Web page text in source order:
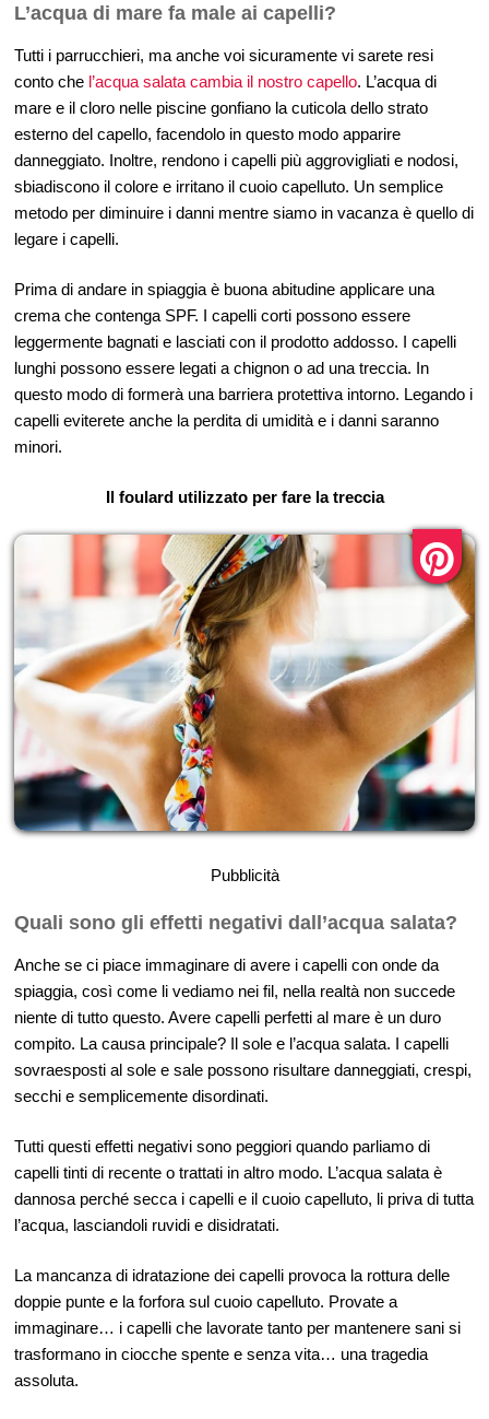
L’acqua di mare fa male ai capelli?
Tutti i parrucchieri, ma anche voi sicuramente vi sarete resi
conto che l’acqua salata cambia il nostro capello. L’acqua di
mare e il cloro nelle piscine gonfiano la cuticola dello strato
esterno del capello, facendolo in questo modo apparire
danneggiato. Inoltre, rendono i capelli più aggrovigliati e nodosi,
sbiadiscono il colore e irritano il cuoio capelluto. Un semplice
metodo per diminuire i danni mentre siamo in vacanza è quello di
legare i capelli.
Prima di andare in spiaggia è buona abitudine applicare una
crema che contenga SPF. I capelli corti possono essere
leggermente bagnati e lasciati con il prodotto addosso. I capelli
lunghi possono essere legati a chignon o ad una treccia. In
questo modo di formerà una barriera protettiva intorno. Legando i
capelli eviterete anche la perdita di umidità e i danni saranno
minori.
Il foulard utilizzato per fare la treccia
Pubblicità
Quali sono gli effetti negativi dall’acqua salata?
Anche se ci piace immaginare di avere i capelli con onde da
spiaggia, così come li vediamo nei fil, nella realtà non succede
niente di tutto questo. Avere capelli perfetti al mare è un duro
compito. La causa principale? Il sole e l’acqua salata. I capelli
sovraesposti al sole e sale possono risultare danneggiati, crespi,
secchi e semplicemente disordinati.
Tutti questi effetti negativi sono peggiori quando parliamo di
capelli tinti di recente o trattati in altro modo. L’acqua salata è
dannosa perché secca i capelli e il cuoio capelluto, li priva di tutta
l’acqua, lasciandoli ruvidi e disidratati.
La mancanza di idratazione dei capelli provoca la rottura delle
doppie punte e la forfora sul cuoio capelluto. Provate a
immaginare… i capelli che lavorate tanto per mantenere sani si
trasformano in ciocche spente e senza vita… una tragedia
assoluta.